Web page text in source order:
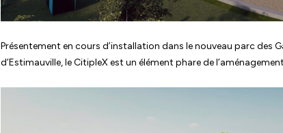
Présentement en cours d’installation dans le nouveau parc des
d’Estimauville, le CitipleX est un élément phare de